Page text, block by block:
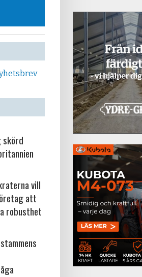
vill
att
robusthet